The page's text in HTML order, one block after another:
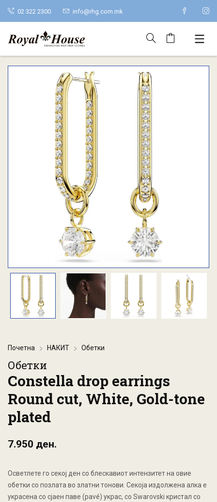
02 322 2300 info@rhg.com.mk
Почетна НАКИТ Обетки
Обетки
Constella drop earrings
Round cut, White, Gold-tone
plated
7.950 ден.
Осветлете го секој ден со блескавиот интензитет на овие
обетки со позлата во златни тонови. Секоја издолжена алка е
украсена со сјаен паве (pavé) украс, со Swarovski кристал со